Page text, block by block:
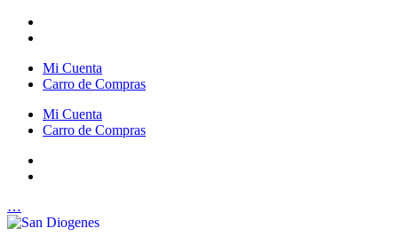
Mi Cuenta
Carro de Compras
Mi Cuenta
Carro de Compras
…